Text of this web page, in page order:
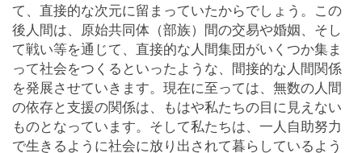
て、直接的な次元に留まっていたからでしょう。この
後人間は、原始共同体（部族）間の交易や婚姻、そし
て戦い等を通じて、直接的な人間集団がいくつか集ま
って社会をつくるといったような、間接的な人間関係
を発展させていきます。現在に至っては、無数の人間
の依存と支援の関係は、もはや私たちの目に見えない
ものとなっています。そして私たちは、一人自助努力
で生きるように社会に放り出されて暮らしているよう